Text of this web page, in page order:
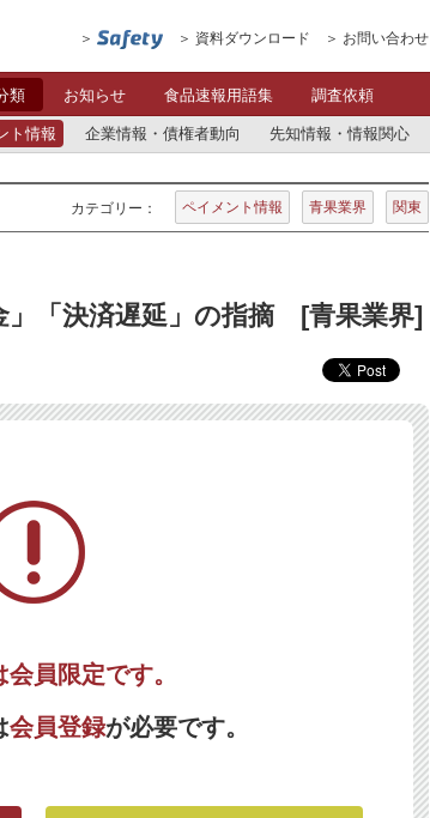
資料ダウンロード お問い合わせ
類 お知らせ 食品速報用語集 調査依頼
ト情報 企業情報・債権者動向 先知情報・情報関心
カテゴリー： ペイメント情報 青果業界 関東
」「決済遅延」の指摘 [青果業界]
員限定です。
会員登録が必要です。